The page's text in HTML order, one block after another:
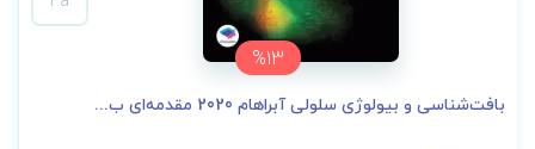
%13
بافت‌شناسی و بیولوژی سلولی آبراهام 2020 مقدمه‌ای ب...